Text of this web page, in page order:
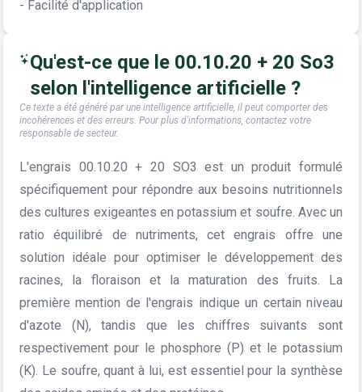
- Facilité d'application
Qu'est-ce que le 00.10.20 + 20 So3
selon l'intelligence artificielle ?
Ce texte a été généré par une intelligence artificielle, il peut comporter des
incohérences et des erreurs. Pour plus d'informations, contactez votre
responsable de secteur.
L'engrais 00.10.20 + 20 SO3 est un produit formulé
spécifiquement pour répondre aux besoins nutritionnels
des cultures exigeantes en potassium et soufre. Avec un
ratio équilibré de nutriments, cet engrais offre une
solution idéale pour optimiser le développement des
racines, la floraison et la maturation des fruits. La
première mention de l'engrais indique un certain niveau
d'azote (N), tandis que les chiffres suivants sont
respectivement pour le phosphore (P) et le potassium
(K). Le soufre, quant à lui, est essentiel pour la synthèse